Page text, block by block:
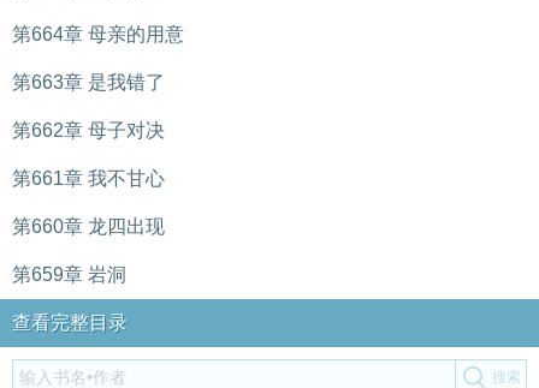
第664章 母亲的用意
第663章 是我错了
第662章 母子对决
第661章 我不甘心
第660章 龙四出现
第659章 岩洞
查看完整目录